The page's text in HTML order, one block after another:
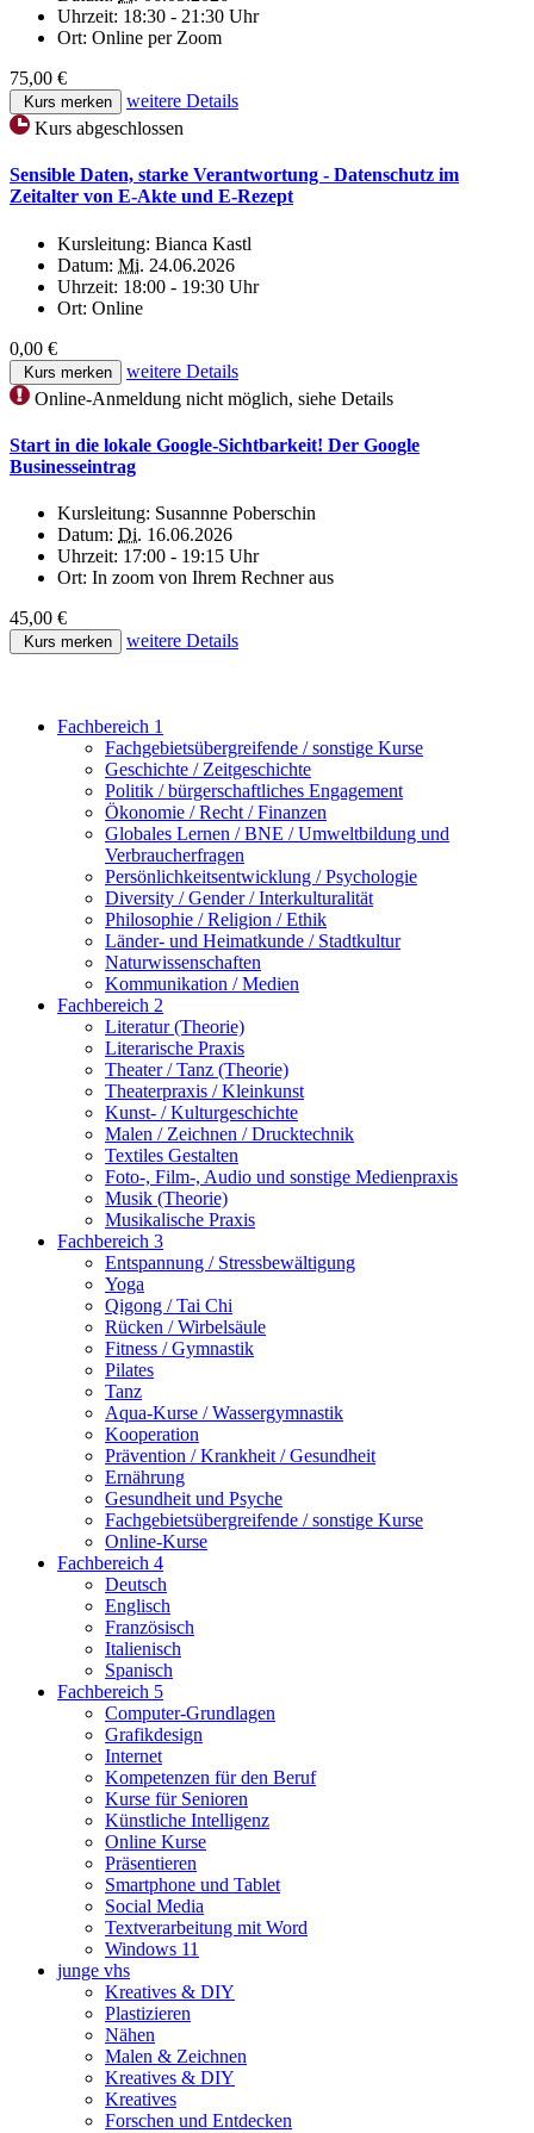
Uhrzeit: 18:30 - 21:30 Uhr
Ort: Online per Zoom
75,00 €
Kurs merken
weitere Details
Kurs abgeschlossen
Sensible Daten, starke Verantwortung - Datenschutz im
Zeitalter von E-Akte und E-Rezept
Kursleitung: Bianca Kastl
Datum: Mi. 24.06.2026
Uhrzeit: 18:00 - 19:30 Uhr
Ort: Online
0,00 €
Kurs merken
weitere Details
Online-Anmeldung nicht möglich, siehe Details
Start in die lokale Google-Sichtbarkeit! Der Google
Businesseintrag
Kursleitung: Susannne Poberschin
Datum: Di. 16.06.2026
Uhrzeit: 17:00 - 19:15 Uhr
Ort: In zoom von Ihrem Rechner aus
45,00 €
Kurs merken weitere Details
Fachbereich 1
Fachgebietsübergreifende / sonstige Kurse
Geschichte / Zeitgeschichte
Politik / bürgerschaftliches Engagement
Ökonomie / Recht / Finanzen
Globales Lernen / BNE / Umweltbildung und
Verbraucherfragen
Persönlichkeitsentwicklung / Psychologie
Diversity / Gender / Interkulturalität
Philosophie / Religion / Ethik
Länder- und Heimatkunde / Stadtkultur
Naturwissenschaften
Kommunikation / Medien
Fachbereich 2
Literatur (Theorie)
Literarische Praxis
Theater / Tanz (Theorie)
Theaterpraxis / Kleinkunst
Kunst- / Kulturgeschichte
Malen / Zeichnen / Drucktechnik
Textiles Gestalten
Foto-, Film-, Audio und sonstige Medienpraxis
Musik (Theorie)
Musikalische Praxis
Fachbereich 3
Entspannung / Stressbewältigung
Yoga
Qigong / Tai Chi
Rücken / Wirbelsäule
Fitness / Gymnastik
Pilates
Tanz
Aqua-Kurse / Wassergymnastik
Kooperation
Prävention / Krankheit / Gesundheit
Ernährung
Gesundheit und Psyche
Fachgebietsübergreifende / sonstige Kurse
Online-Kurse
Fachbereich 4
Deutsch
Englisch
Französisch
Italienisch
Spanisch
Fachbereich 5
Computer-Grundlagen
Grafikdesign
Internet
Kompetenzen für den Beruf
Kurse für Senioren
Künstliche Intelligenz
Online Kurse
Präsentieren
Smartphone und Tablet
Social Media
Textverarbeitung mit Word
Windows 11
junge vhs
Kreatives & DIY
Plastizieren
Nähen
Malen & Zeichnen
Kreatives & DIY
Kreatives
Forschen und Entdecken